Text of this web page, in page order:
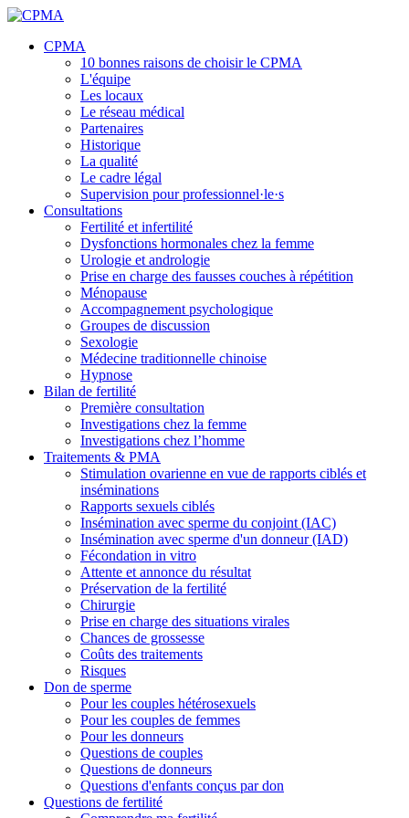
CPMA
10 bonnes raisons de choisir le CPMA
L'équipe
Les locaux
Le réseau médical
Partenaires
Historique
La qualité
Le cadre légal
Supervision pour professionnel·le·s
Consultations
Fertilité et infertilité
Dysfonctions hormonales chez la femme
Urologie et andrologie
Prise en charge des fausses couches à répétition
Ménopause
Accompagnement psychologique
Groupes de discussion
Sexologie
Médecine traditionnelle chinoise
Hypnose
Bilan de fertilité
Première consultation
Investigations chez la femme
Investigations chez l’homme
Traitements & PMA
Stimulation ovarienne en vue de rapports ciblés et
inséminations
Rapports sexuels ciblés
Insémination avec sperme du conjoint (IAC)
Insémination avec sperme d'un donneur (IAD)
Fécondation in vitro
Attente et annonce du résultat
Préservation de la fertilité
Chirurgie
Prise en charge des situations virales
Chances de grossesse
Coûts des traitements
Risques
Don de sperme
Pour les couples hétérosexuels
Pour les couples de femmes
Pour les donneurs
Questions de couples
Questions de donneurs
Questions d'enfants conçus par don
Questions de fertilité